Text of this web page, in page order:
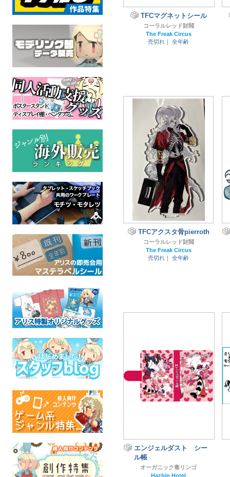
TFCマグネットシール
コーラルレッド財閥
The Freak Circus
売切れ｜
全年齢
TFCアクスタ骨pierroth
コーラルレッド財閥
The Freak Circus
売切れ｜
全年齢
エンジェルダスト シー
ル帳
オーガニック毒リンゴ
Hazbin Hotel